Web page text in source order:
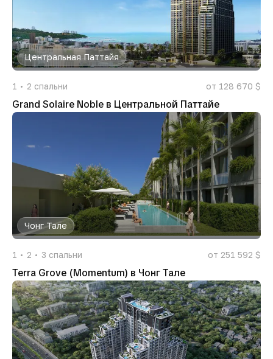
Центральная Паттайя
1 2 спальни от 128 670 $
Grand Solaire Noble в Центральной Паттайе
Чонг Тале
1 2 3 спальни от 251 592 $
Terra Grove (Momentum) в Чонг Тале